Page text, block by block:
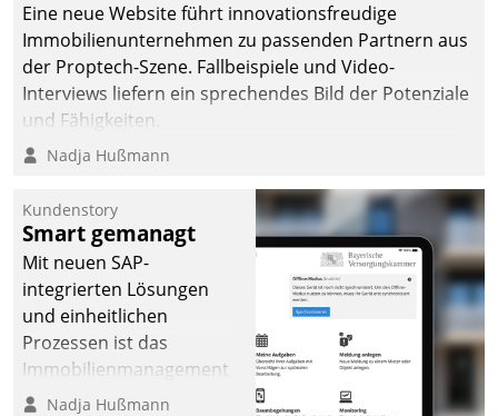
Eine neue Website führt innovationsfreudige
Immobilienunternehmen zu passenden Partnern aus
der Proptech-Szene. Fallbeispiele und Video-
Interviews liefern ein sprechendes Bild der Potenziale
und Fähigkeiten.
Nadja Hußmann
Kundenstory
Smart gemanagt
Mit neuen SAP-
integrierten Lösungen
und einheitlichen
Prozessen ist das
Immobilienmanagement
der Bayerischen
Nadja Hußmann